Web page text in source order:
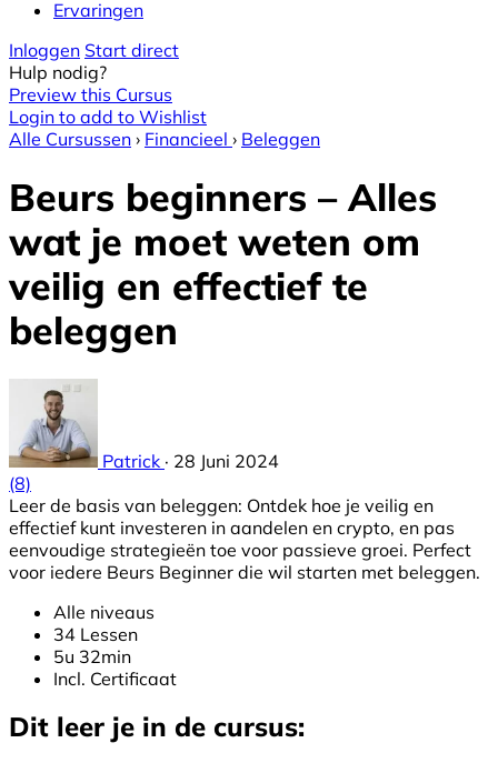
Ervaringen
Inloggen Start direct
Hulp nodig?
Preview this Cursus
Login to add to Wishlist
Alle Cursussen › Financieel › Beleggen
Beurs beginners – Alles
wat je moet weten om
veilig en effectief te
beleggen
Patrick · 28 Juni 2024
(8)
Leer de basis van beleggen: Ontdek hoe je veilig en
effectief kunt investeren in aandelen en crypto, en pas
eenvoudige strategieën toe voor passieve groei. Perfect
voor iedere Beurs Beginner die wil starten met beleggen.
Alle niveaus
34 Lessen
5u 32min
Incl. Certificaat
Dit leer je in de cursus: